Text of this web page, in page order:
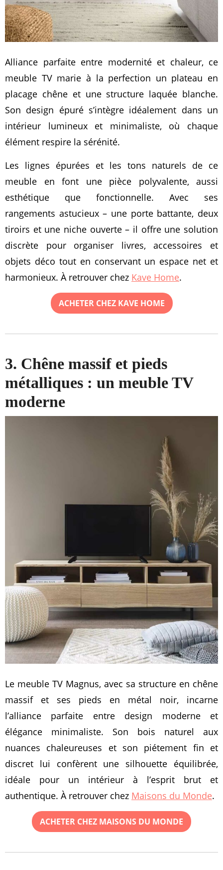
Alliance parfaite entre modernité et chaleur, ce
meuble TV marie à la perfection un plateau en
placage chêne et une structure laquée blanche.
Son design épuré s’intègre idéalement dans un
intérieur lumineux et minimaliste, où chaque
élément respire la sérénité.
Les lignes épurées et les tons naturels de ce
meuble en font une pièce polyvalente, aussi
esthétique que fonctionnelle. Avec ses
rangements astucieux – une porte battante, deux
tiroirs et une niche ouverte – il offre une solution
discrète pour organiser livres, accessoires et
objets déco tout en conservant un espace net et
harmonieux. À retrouver chez Kave Home.
ACHETER CHEZ KAVE HOME
3. Chêne massif et pieds
métalliques : un meuble TV
moderne
Le meuble TV Magnus, avec sa structure en chêne
massif et ses pieds en métal noir, incarne
l’alliance parfaite entre design moderne et
élégance minimaliste. Son bois naturel aux
nuances chaleureuses et son piétement fin et
discret lui confèrent une silhouette équilibrée,
idéale pour un intérieur à l’esprit brut et
authentique. À retrouver chez Maisons du Monde.
ACHETER CHEZ MAISONS DU MONDE